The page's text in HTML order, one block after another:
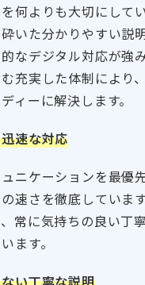
何よりも大切にしてい
いた分かりやすい説
なデジタル対応が強
充実した体制により
ィーに解決します。
速な対応
ニケーションを最優
速さを徹底していま
常に気持ちの良い丁
ます。